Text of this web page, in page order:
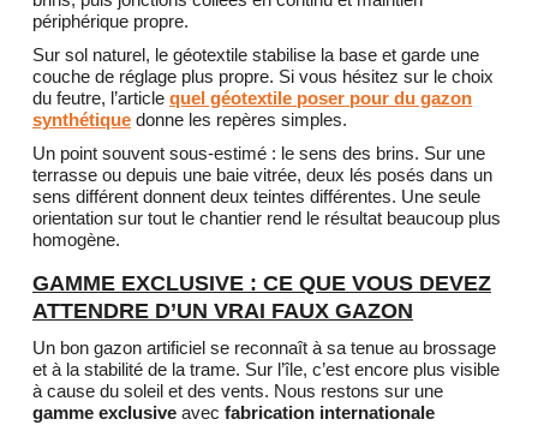
périphérique propre.
Sur sol naturel, le géotextile stabilise la base et garde une
couche de réglage plus propre. Si vous hésitez sur le choix
du feutre, l’article quel géotextile poser pour du gazon
synthétique donne les repères simples.
Un point souvent sous-estimé : le sens des brins. Sur une
terrasse ou depuis une baie vitrée, deux lés posés dans un
sens différent donnent deux teintes différentes. Une seule
orientation sur tout le chantier rend le résultat beaucoup plus
homogène.
GAMME EXCLUSIVE : CE QUE VOUS DEVEZ
ATTENDRE D’UN VRAI FAUX GAZON
Un bon gazon artificiel se reconnaît à sa tenue au brossage
et à la stabilité de la trame. Sur l’île, c’est encore plus visible
à cause du soleil et des vents. Nous restons sur une
gamme exclusive avec fabrication internationale